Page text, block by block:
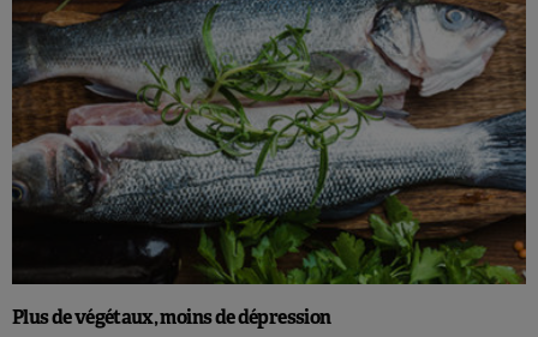
Plus de végétaux, moins de dépression